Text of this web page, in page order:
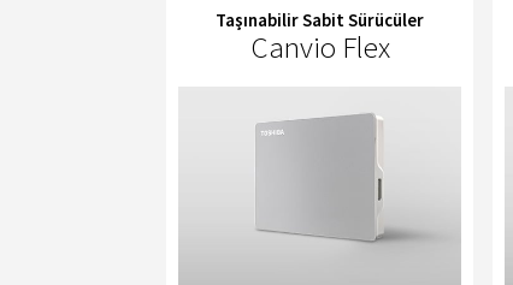
Taşınabilir Sabit Sürücüler
Canvio Flex